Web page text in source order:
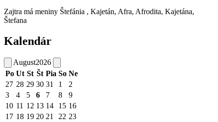
Zajtra má meniny Štefánia , Kajetán, Afra, Afrodita, Kajetána,
Štefana
Kalendár
August2026
Po Ut St Št Pia So Ne
27 28 29 30 31 1
2
3
4 5 6 7 8
9
10 11 12 13 14 15 16
17 18 19 20 21 22 23